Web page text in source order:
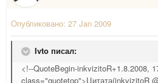
Опубликовано: 27 Jan 2009
Ivto писал:
<!--QuoteBegin-inkvizitoR+1.8.2008,
class="quotetop">Цитата(inkvizitoR